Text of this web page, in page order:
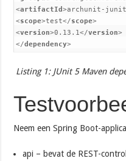
<artifactId>archunit-
<scope>test</scope>
<version>0.13.1</version>
</dependency>
Listing 1: JUnit 5 Maven
Neem een Spring Boot-
api – bevat de REST-